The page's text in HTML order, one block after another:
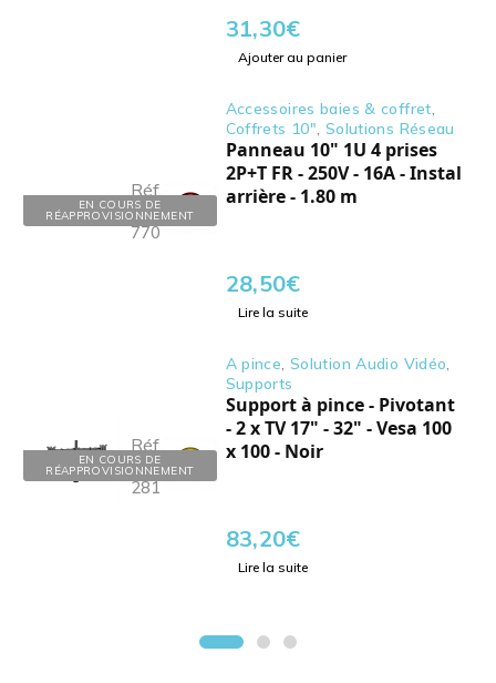
31,30€
Ajouter au panier
EN COURS DE
RÉAPPROVISIONNEMENT
Réf.
:
770138
Accessoires baies & coffret
Coffrets 10" Solutions Réseau
Panneau 10" 1U 4 prises
2P+T FR - 250V - 16A - Instal
arrière - 1.80 m
28,50€
Lire la suite
EN COURS DE
RÉAPPROVISIONNEMENT
Réf.
:
281104
A pince Solution Audio Vidéo
Supports
Support à pince - Pivotant
- 2 x TV 17" - 32" - Vesa 100
x 100 - Noir
83,20€
Lire la suite